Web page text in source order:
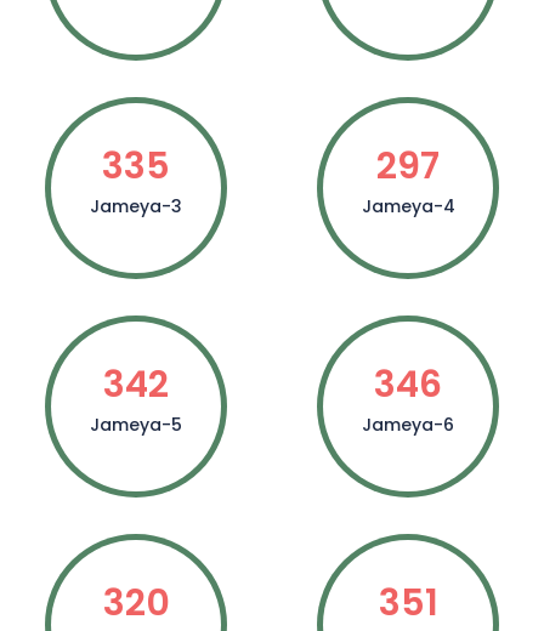
335
Jameya-3
297
Jameya-4
342
Jameya-5
346
Jameya-6
320 351